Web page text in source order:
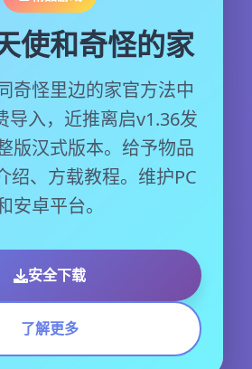
使和奇怪的家
奇怪里边的家官方法中
导入，近推离启v1.36发
版汉式版本。给予物品
绍、方载教程。维护PC
安卓平台。
安全下载
了解更多